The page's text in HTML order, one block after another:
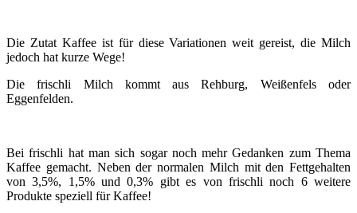
Die Zutat Kaffee ist für diese Variationen weit gereist, die Milch
jedoch hat kurze Wege!
Die frischli Milch kommt aus Rehburg, Weißenfels oder
Eggenfelden.
Bei frischli hat man sich sogar noch mehr Gedanken zum Thema
Kaffee gemacht. Neben der normalen Milch mit den Fettgehalten
von 3,5%, 1,5% und 0,3% gibt es von frischli noch 6 weitere
Produkte speziell für Kaffee!